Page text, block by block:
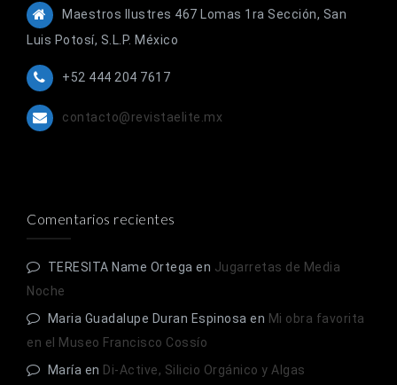
Maestros Ilustres 467 Lomas 1ra Sección, San
Luis Potosí, S.L.P. México
+52 444 204 7617
contacto@revistaelite.mx
Comentarios recientes
TERESITA Name Ortega en Jugarretas de Media
Noche
Maria Guadalupe Duran Espinosa en Mi obra favorita
en el Museo Francisco Cossío
María en Di-Active, Silicio Orgánico y Algas